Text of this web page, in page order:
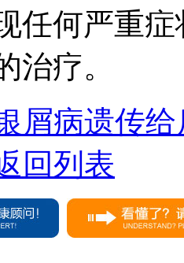
任何严重
治疗。
屑病遗传给
回列表